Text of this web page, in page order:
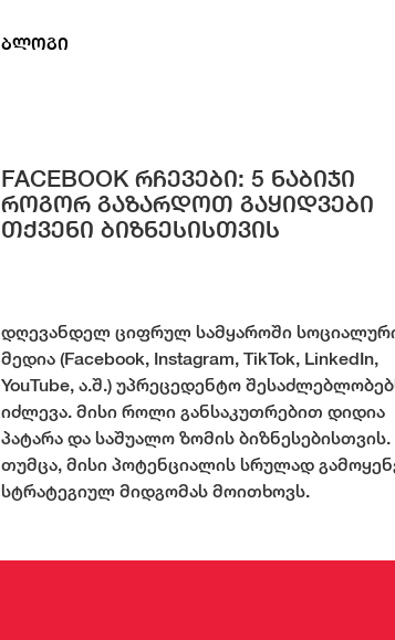
ბლოგი
FACEBOOK რჩევები: 5 ნაბიჯი
როგორ გაზარდოთ გაყიდვები
თქვენი ბიზნესისთვის
დღევანდელ ციფრულ სამყაროში
მედია (Facebook, Instagram, TikTok, LinkedIn,
YouTube, ა.შ.) უპრეცედენტო
იძლევა. მისი როლი განსაკუთრებით დიდია
პატარა და საშუალო ზომის ბიზნესებისთვის.
თუმცა, მისი პოტენციალის სრულად
სტრატეგიულ მიდგომას მოითხოვს.